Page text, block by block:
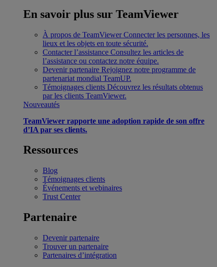
En savoir plus sur TeamViewer
À propos de TeamViewer Connecter les personnes, les
lieux et les objets en toute sécurité.
Contacter l’assistance Consultez les articles de
l’assistance ou contactez notre équipe.
Devenir partenaire Rejoignez notre programme de
partenariat mondial TeamUP.
Témoignages clients Découvrez les résultats obtenus
par les clients TeamViewer.
Nouveautés
TeamViewer rapporte une adoption rapide de son offre
d’IA par ses clients.
Ressources
Blog
Témoignages clients
Événements et webinaires
Trust Center
Partenaire
Devenir partenaire
Trouver un partenaire
Partenaires d’intégration